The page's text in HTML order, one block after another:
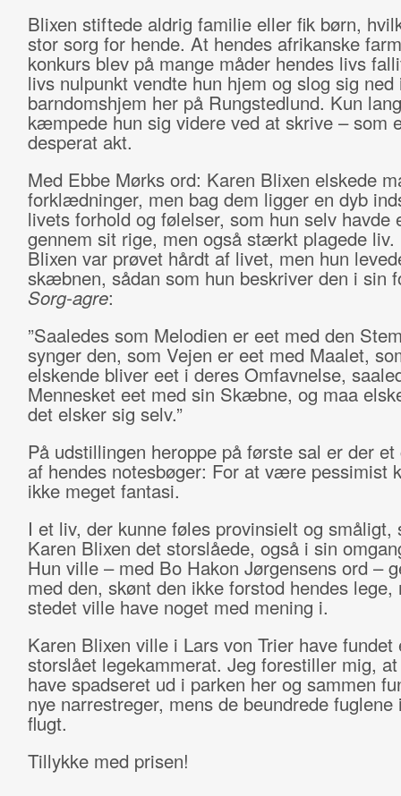
Blixen stiftede aldrig familie eller fik børn,
stor sorg for hende. At hendes afrikanske
konkurs blev på mange måder hendes livs
livs nulpunkt vendte hun hjem og slog sig ned
barndomshjem her på Rungstedlund. Kun
kæmpede hun sig videre ved at skrive – som
desperat akt.
Med Ebbe Mørks ord: Karen Blixen elskede
forklædninger, men bag dem ligger en dyb
livets forhold og følelser, som hun selv havde
gennem sit rige, men også stærkt plagede liv.
Blixen var prøvet hårdt af livet, men hun
skæbnen, sådan som hun beskriver den i sin
Sorg-agre:
”Saaledes som Melodien er eet med den
synger den, som Vejen er eet med Maalet,
elskende bliver eet i deres Omfavnelse,
Mennesket eet med sin Skæbne, og maa
det elsker sig selv.”
På udstillingen heroppe på første sal er der
af hendes notesbøger: For at være pessimist
ikke meget fantasi.
I et liv, der kunne føles provinsielt og småligt,
Karen Blixen det storslåede, også i sin
Hun ville – med Bo Hakon Jørgensens ord –
med den, skønt den ikke forstod hendes lege,
stedet ville have noget med mening i.
Karen Blixen ville i Lars von Trier have fundet
storslået legekammerat. Jeg forestiller mig,
have spadseret ud i parken her og sammen
nye narrestreger, mens de beundrede
flugt.
Tillykke med prisen!